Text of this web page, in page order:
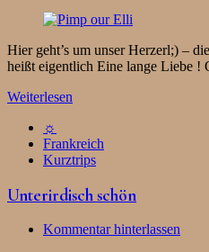
Hier geht’s um unser Herzerl;) –
heißt eigentlich Eine lange Liebe
Weiterlesen
☼
Frankreich
Kurztrips
Unterirdisch schön
Kommentar hinterlassen